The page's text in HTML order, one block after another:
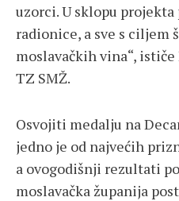
uzorci. U sklopu
radionice, a sve s ciljem
moslavačkih vina“,
TZ SMŽ.
Osvojiti medalju na
jedno je od najvećih
a ovogodišnji rezultati
moslavačka županija